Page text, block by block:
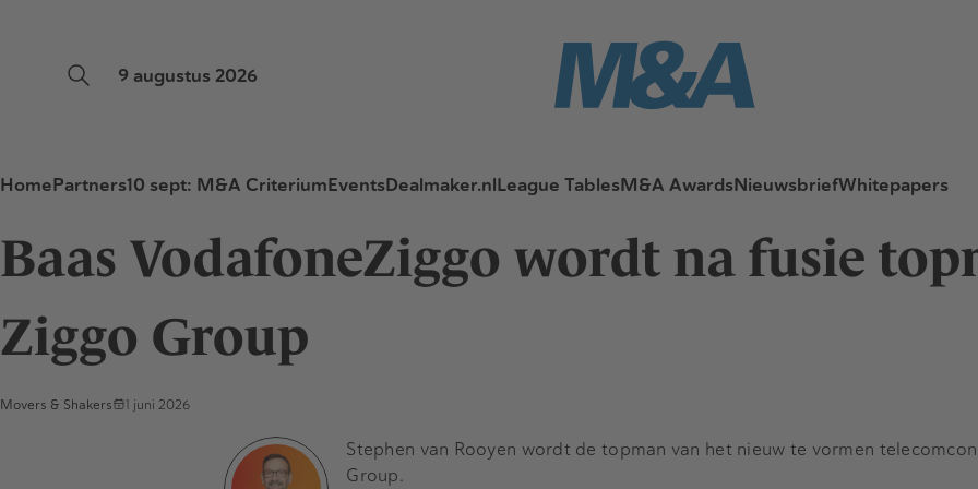
9 augustus 2026
HomePartners10 sept: M&A CriteriumEventsDealmaker.nlLeague TablesM&A AwardsNieuwsbriefWhitepapers
Baas VodafoneZiggo wordt na fusie
Ziggo Group
Movers & Shakers 1 juni 2026
Stephen van Rooyen wordt de topman van het nieuw te vormen
Group.